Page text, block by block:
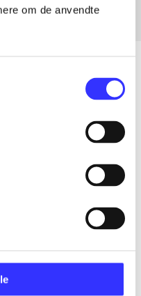
om de anvendte
udgivelser